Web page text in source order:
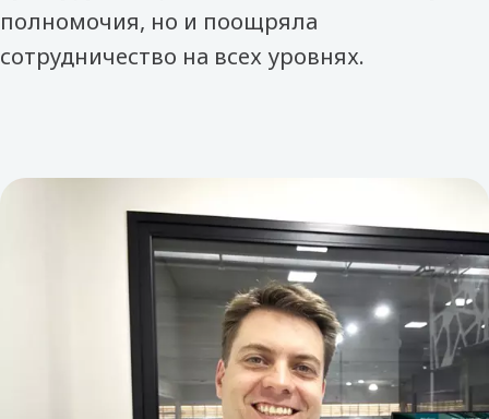
полномочия, но и поощряла
сотрудничество на всех уровнях.